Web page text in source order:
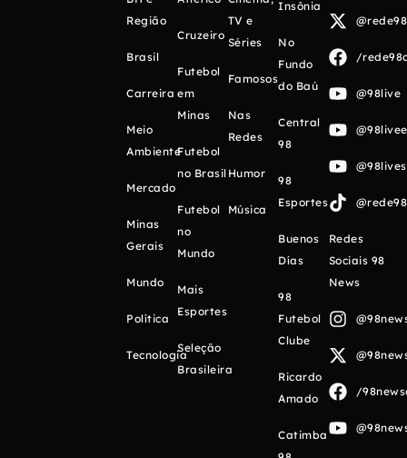
Região
Brasil
Carreira
Meio
Ambiente
Mercado
Minas
Gerais
Mundo
Política
Tecnologia
Cruzeiro
Futebol
em
Minas
Futebol
no Brasil
Futebol
no
Mundo
Mais
Esportes
Seleção
Brasileira
TV e
Séries
Famosos
Nas
Redes
Humor
Música
Insônia
No
Fundo
do Baú
Central
98
98
Esportes
Buenos
Días
98
Futebol
Clube
Ricardo
Amado
Catimba
/
@98live
Redes
Sociais 98
News
/